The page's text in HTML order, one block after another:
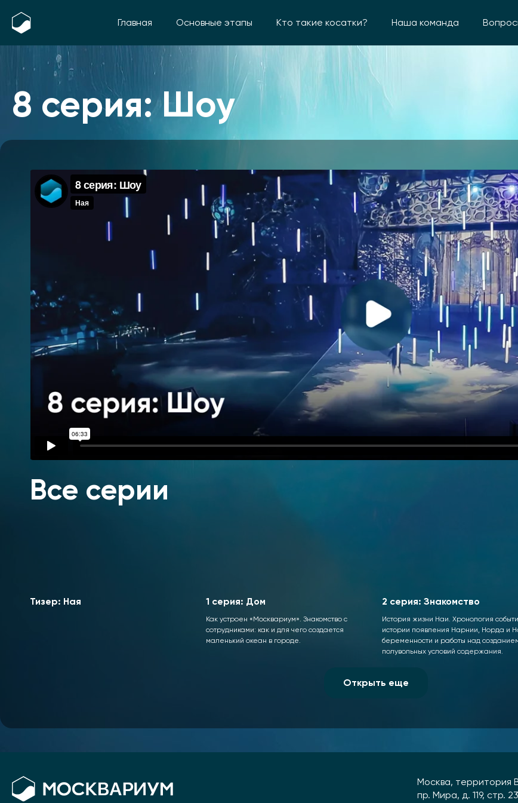
Главная Основные этапы Кто такие косатки? Наша команда
8 серия: Шоу
Все серии
Тизер: Ная 1 серия: Дом
Как устроен «Москвариум». Знакомство с
сотрудниками: как и для чего создается
маленький океан в городе.
2 серия: Знакомство
История жизни Наи. Хронология
истории появления Нарнии, Норда и
беременности и работы над
полувольных условий содержания.
Открыть еще
Москва, территория
пр. Мира, д. 119, стр. 23